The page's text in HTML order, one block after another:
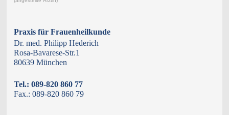
Praxis für Frauenheilkunde
Dr. med. Philipp Hederich
Rosa-Bavarese-Str.1
80639 München
Tel.: 089-820 860 77
Fax.: 089-820 860 79